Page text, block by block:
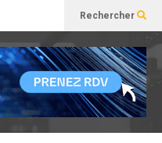
Rechercher